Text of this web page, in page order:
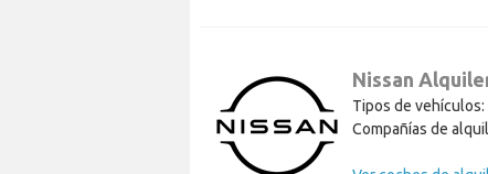
Nissan
Tipos de vehículos:
Compañías de